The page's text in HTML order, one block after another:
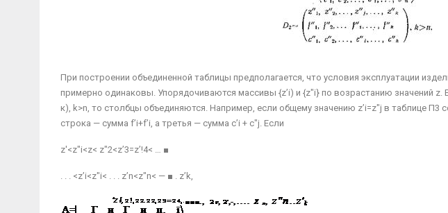
При построении объединенной таблицы предполага­ется, что условия эксплуатации
примерно одинаковы. Упо­рядочиваются массивы {z’і) и {z"i} по возрастанию значений z.
к), k>n, то столбцы объединяются. Напри­мер, если общему значению z’i=z"j в таблице П3
строка — сумма f’i+f’i, а третья — сумма c’i + c"j. Если
z'<z"i<z< z"2<z’3=z’!4< … ■
. . . <z’i<z"i< . . . z’n<z"n< — ■ . z’k,